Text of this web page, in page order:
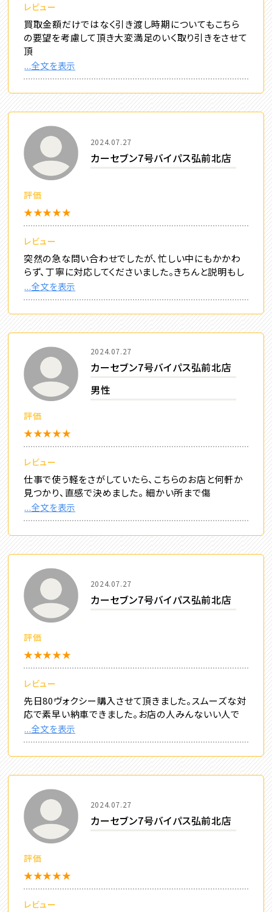
レビュー
買取金額だけではなく引き渡し時期についてもこちら
の要望を考慮して頂き大変満足のいく取り引きをさせて
頂
...全文を表示
2024.07.27
カーセブン7号バイパス弘前北店
評価
★★★★★
レビュー
突然の急な問い合わせでしたが、忙しい中にもかかわ
らず、丁寧に対応してくださいました。きちんと説明もし
...全文を表示
2024.07.27
カーセブン7号バイパス弘前北店
男性
評価
★★★★★
レビュー
仕事で使う軽をさがしていたら、こちらのお店と何軒か
見つかり、直感で決めました。 細かい所まで傷
...全文を表示
2024.07.27
カーセブン7号バイパス弘前北店
評価
★★★★★
レビュー
先日80ヴォクシー購入させて頂きました。スムーズな対
応で素早い納車できました。お店の人みんないい人で
...全文を表示
2024.07.27
カーセブン7号バイパス弘前北店
評価
★★★★★
レビュー